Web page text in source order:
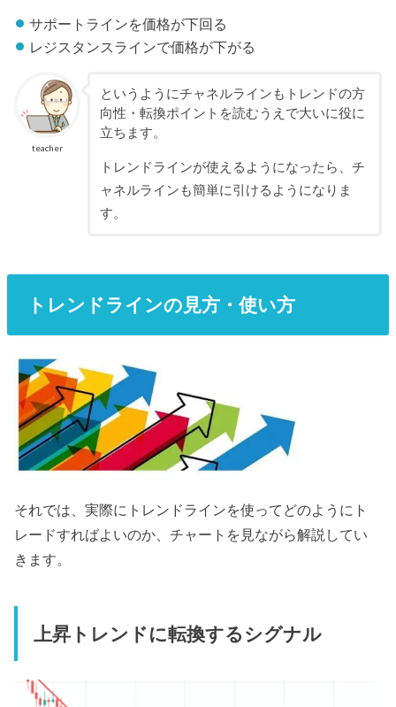
サポートラインを価格が下回る
レジスタンスラインで価格が下がる
teacher
というようにチャネルラインもトレンドの方
向性・転換ポイントを読むうえで大いに役に
立ちます。
トレンドラインが使えるようになったら、チ
ャネルラインも簡単に引けるようになりま
す。
トレンドラインの見方・使い方
それでは、実際にトレンドラインを使ってどのようにト
レードすればよいのか、チャートを見ながら解説してい
きます。
上昇トレンドに転換するシグナル